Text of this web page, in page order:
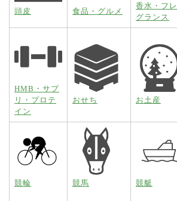
頭皮 食品・グルメ
香水・フレ
グランス
HMB・サプ
リ・プロテ
イン
おせち お土産
競輪 競馬 競艇